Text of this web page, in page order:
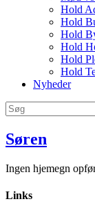
Hold
Hold
Hold
Hold
Hold
Hold
Nyheder
Søren
Ingen hjemegn
Links